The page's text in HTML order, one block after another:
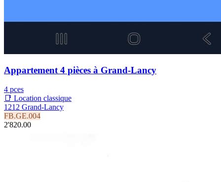
Appartement 4 pièces à Grand-Lancy
4 pces
📑 Location classique
1212 Grand-Lancy
FB.GE.004
2'820.00